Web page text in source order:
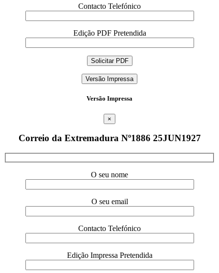
Contacto Telefónico
Edição PDF Pretendida
Versão Impressa
Versão Impressa
×
Correio da Extremadura Nº1886 25JUN1927
O seu nome
O seu email
Contacto Telefónico
Edição Impressa Pretendida